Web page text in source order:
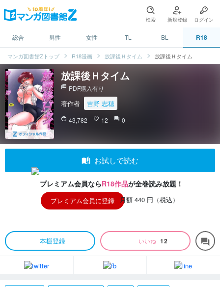
検索 新規登録 ログイン
総合 男性 女性 TL BL R18
マンガ図書館Zトップ R18漫画 放課後Ｈタイム 放課後Ｈタイム
放課後Ｈタイム
picture_as_pdf PDF購入有り
著作者 吉野 志穂
face 43,782 favorite_border 12 question_answer 0
auto_stories お試しで読む
プレミアム会員ならR18作品が全巻読み放題！
プレミアム会員に登録 月額 440 円（税込）
本棚登録 いいね 12 forum